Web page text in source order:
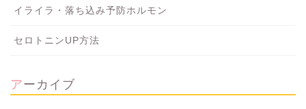
イライラ・落ち込み予防ホルモン
セロトニンUP方法
アーカイブ